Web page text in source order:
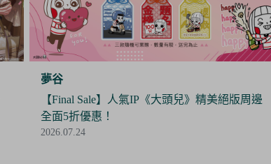
夢王國與沉睡中的100位王子殿下
【夢100】限時抽抽樂《暮色中閃爍的愛的螢
火》閃亮開抽！
2026.07.24